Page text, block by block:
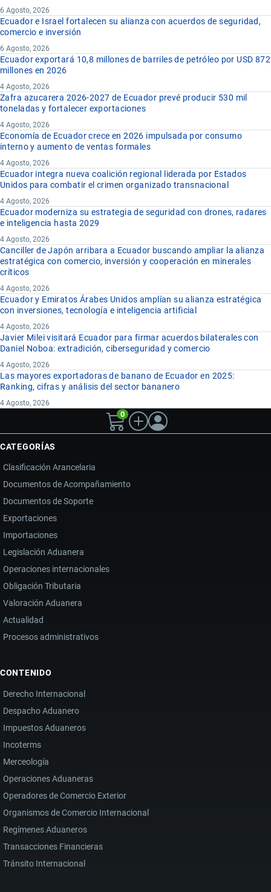
6 Agosto, 2026
Ecuador e Israel fortalecen su alianza con acuerdos de seguridad,
comercio e inversión
6 Agosto, 2026
Ecuador exportará 10,8 millones de barriles de petróleo por USD 872
millones en 2026
4 Agosto, 2026
Zafra azucarera 2026-2027 de Ecuador prevé producir 530 mil
toneladas y fortalecer exportaciones
4 Agosto, 2026
Economía de Ecuador crece en 2026 impulsada por consumo
interno y aumento de ventas formales
4 Agosto, 2026
Ecuador integra nueva coalición regional liderada por Estados
Unidos para combatir el crimen organizado transnacional
4 Agosto, 2026
Ecuador moderniza su estrategia de seguridad con drones, radares
e inteligencia hasta 2029
4 Agosto, 2026
Canciller de Japón arribara a Ecuador buscando ampliar la alianza
estratégica con comercio, inversión y cooperación en minerales
críticos
4 Agosto, 2026
Ecuador y Emiratos Árabes Unidos amplían su alianza estratégica
con inversiones, tecnología e inteligencia artificial
4 Agosto, 2026
Javier Milei visitará Ecuador para firmar acuerdos bilaterales con
Daniel Noboa: extradición, ciberseguridad y comercio
4 Agosto, 2026
Las mayores exportadoras de banano de Ecuador en 2025:
Ranking, cifras y análisis del sector bananero
4 Agosto, 2026
0
CATEGORÍAS
Clasificación Arancelaria
Documentos de Acompañamiento
Documentos de Soporte
Exportaciones
Importaciones
Legislación Aduanera
Operaciones internacionales
Obligación Tributaria
Valoración Aduanera
Actualidad
Procesos administrativos
CONTENIDO
Derecho Internacional
Despacho Aduanero
Impuestos Aduaneros
Incoterms
Merceología
Operaciones Aduaneras
Operadores de Comercio Exterior
Organismos de Comercio Internacional
Regímenes Aduaneros
Transacciones Financieras
Tránsito Internacional